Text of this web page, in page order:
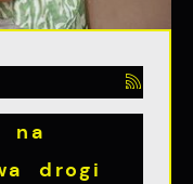
na
drogi